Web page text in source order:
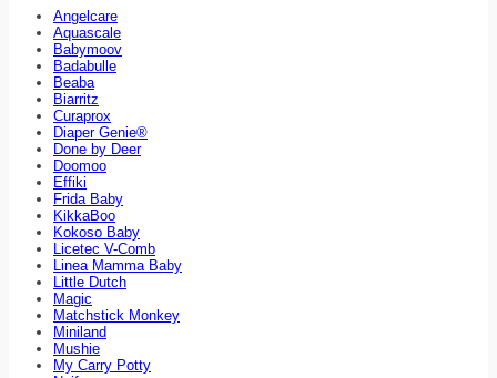
Angelcare
Aquascale
Babymoov
Badabulle
Beaba
Biarritz
Curaprox
Diaper Genie®
Done by Deer
Doomoo
Effiki
Frida Baby
KikkaBoo
Kokoso Baby
Licetec V-Comb
Linea Mamma Baby
Little Dutch
Magic
Matchstick Monkey
Miniland
Mushie
My Carry Potty